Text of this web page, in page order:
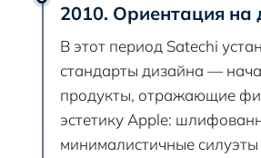
2010. Ориентация на
В этот период Satechi
стандарты дизайна —
продукты, отражающие
эстетику Apple:
минималистичные силуэты